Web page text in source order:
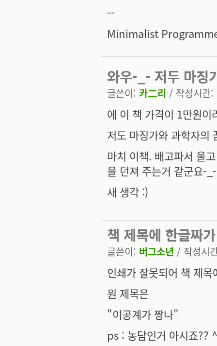
--
Minimalist
와우-_- 저두 마징
글쓴이: 카二리 / 작성시간
에 이 책 가격이 1만원
저도 마징가와 과학자의
마치 이책. 배고파서 울
을 던져 주는거 같군요-
새 생각 :)
책 제목에 한글짜
글쓴이: 버그소년 / 작성시
인쇄가 잘못되어 책 제
원 제목은
"이공계가 짱나"
ps : 농담인거 아시죠??